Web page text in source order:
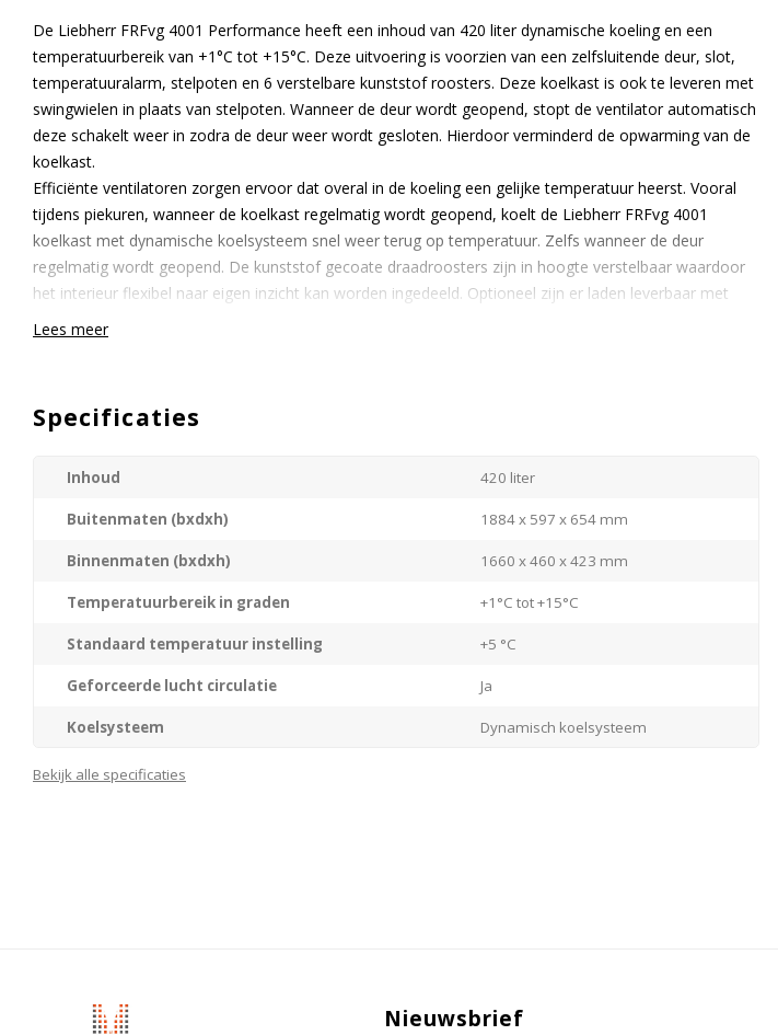
De Liebherr FRFvg 4001 Performance heeft een inhoud van 420 liter dynamische koeling en een
temperatuurbereik van +1°C tot +15°C. Deze uitvoering is voorzien van een zelfsluitende deur, slot,
temperatuuralarm, stelpoten en 6 verstelbare kunststof roosters. Deze koelkast is ook te leveren met
swingwielen in plaats van stelpoten. Wanneer de deur wordt geopend, stopt de ventilator automatisch
deze schakelt weer in zodra de deur weer wordt gesloten. Hierdoor verminderd de opwarming van de
koelkast.
Efficiënte ventilatoren zorgen ervoor dat overal in de koeling een gelijke temperatuur heerst. Vooral
tijdens piekuren, wanneer de koelkast regelmatig wordt geopend, koelt de Liebherr FRFvg 4001
koelkast met dynamische koelsysteem snel weer terug op temperatuur. Zelfs wanneer de deur
regelmatig wordt geopend. De kunststof gecoate draadroosters zijn in hoogte verstelbaar waardoor
het interieur flexibel naar eigen inzicht kan worden ingedeeld. Optioneel zijn er laden leverbaar met
verdeel schotje.
Lees meer
Specificaties
Inhoud 420 liter
Buitenmaten (bxdxh) 1884 x 597 x 654 mm
Binnenmaten (bxdxh) 1660 x 460 x 423 mm
Temperatuurbereik in graden +1°C tot +15°C
Standaard temperatuur instelling +5 °C
Geforceerde lucht circulatie Ja
Koelsysteem Dynamisch koelsysteem
Materiaal/kleur behuizing
Waarschuwingssignaal bij storing Ja
Bekijk alle specificaties
Nieuwsbrief